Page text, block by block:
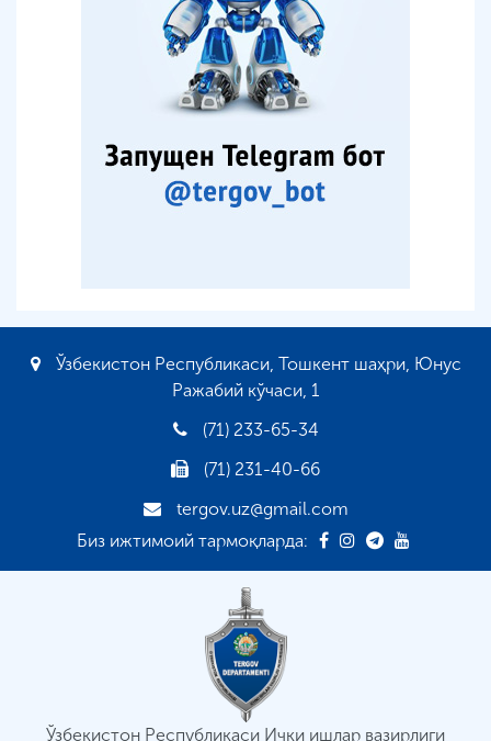
Ўзбекистон Республикаси, Тошкент шаҳри, Юнус
Ражабий кўчаси, 1
(71) 233-65-34
(71) 231-40-66
tergov.uz@gmail.com
Биз ижтимоий тармоқларда:
Ўзбекистон Республикаси Ички ишлар вазирлиги